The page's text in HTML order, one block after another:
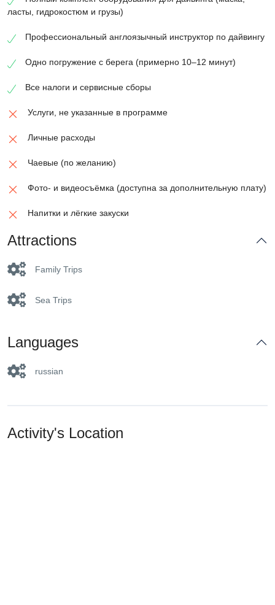
ласты, гидрокостюм и грузы)
Профессиональный англоязычный инструктор по дайвингу
Одно погружение с берега (примерно 10–12 минут)
Все налоги и сервисные сборы
Услуги, не указанные в программе
Личные расходы
Чаевые (по желанию)
Фото- и видеосъёмка (доступна за дополнительную плату)
Напитки и лёгкие закуски
Attractions
Family Trips
Sea Trips
Languages
russian
Activity's Location